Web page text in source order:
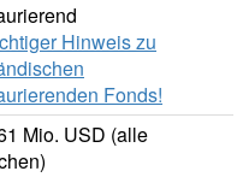
Hinweis zu
Fonds!
Mio. USD (alle